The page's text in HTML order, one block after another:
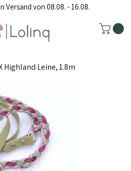
Versand von 08.08. - 16.08.
Highland Leine, 1.8m